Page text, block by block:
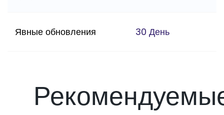
Явные обновления 30 День